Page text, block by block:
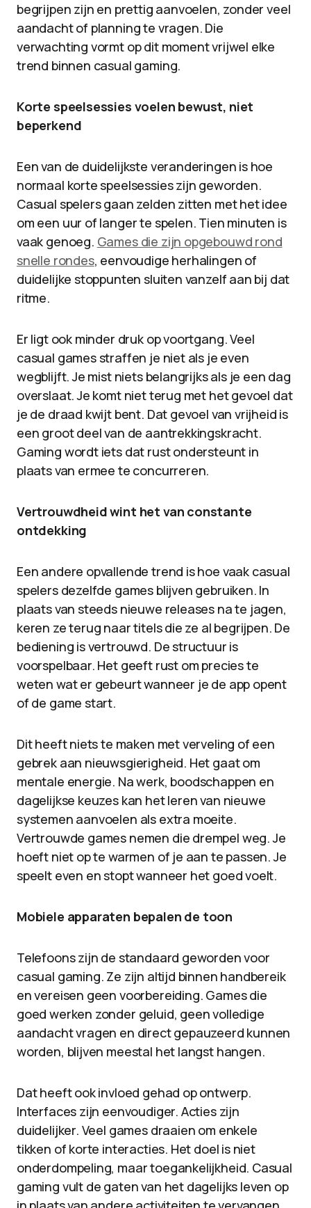
begrijpen zijn en prettig aanvoelen, zonder veel
aandacht of planning te vragen. Die
verwachting vormt op dit moment vrijwel elke
trend binnen casual gaming.
Korte speelsessies voelen bewust, niet
beperkend
Een van de duidelijkste veranderingen is hoe
normaal korte speelsessies zijn geworden.
Casual spelers gaan zelden zitten met het idee
om een uur of langer te spelen. Tien minuten is
vaak genoeg. Games die zijn opgebouwd rond
snelle rondes, eenvoudige herhalingen of
duidelijke stoppunten sluiten vanzelf aan bij dat
ritme.
Er ligt ook minder druk op voortgang. Veel
casual games straffen je niet als je even
wegblijft. Je mist niets belangrijks als je een dag
overslaat. Je komt niet terug met het gevoel dat
je de draad kwijt bent. Dat gevoel van vrijheid is
een groot deel van de aantrekkingskracht.
Gaming wordt iets dat rust ondersteunt in
plaats van ermee te concurreren.
Vertrouwdheid wint het van constante
ontdekking
Een andere opvallende trend is hoe vaak casual
spelers dezelfde games blijven gebruiken. In
plaats van steeds nieuwe releases na te jagen,
keren ze terug naar titels die ze al begrijpen. De
bediening is vertrouwd. De structuur is
voorspelbaar. Het geeft rust om precies te
weten wat er gebeurt wanneer je de app opent
of de game start.
Dit heeft niets te maken met verveling of een
gebrek aan nieuwsgierigheid. Het gaat om
mentale energie. Na werk, boodschappen en
dagelijkse keuzes kan het leren van nieuwe
systemen aanvoelen als extra moeite.
Vertrouwde games nemen die drempel weg. Je
hoeft niet op te warmen of je aan te passen. Je
speelt even en stopt wanneer het goed voelt.
Mobiele apparaten bepalen de toon
Telefoons zijn de standaard geworden voor
casual gaming. Ze zijn altijd binnen handbereik
en vereisen geen voorbereiding. Games die
goed werken zonder geluid, geen volledige
aandacht vragen en direct gepauzeerd kunnen
worden, blijven meestal het langst hangen.
Dat heeft ook invloed gehad op ontwerp.
Interfaces zijn eenvoudiger. Acties zijn
duidelijker. Veel games draaien om enkele
tikken of korte interacties. Het doel is niet
onderdompeling, maar toegankelijkheid. Casual
gaming vult de gaten van het dagelijks leven op